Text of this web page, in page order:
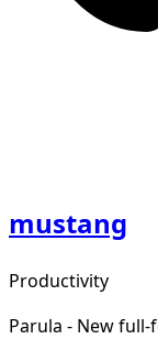
mustang
Productivity
Parula - New